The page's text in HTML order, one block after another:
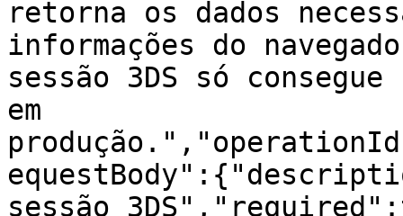
retorna os dados
informações do
sessão 3DS só
em
sessão